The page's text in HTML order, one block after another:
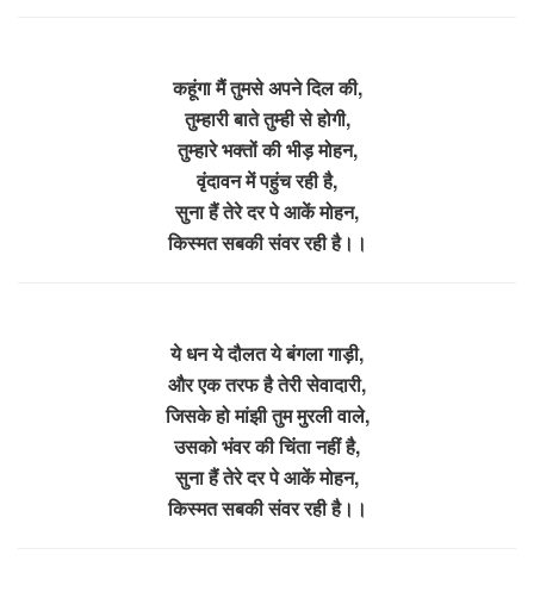
कहूंगा मैं तुमसे अपने दिल की,
तुम्हारी बाते तुम्ही से होगी,
तुम्हारे भक्तों की भीड़ मोहन,
वृंदावन में पहुंच रही है,
सुना हैं तेरे दर पे आकें मोहन,
किस्मत सबकी संवर रही है।।
ये धन ये दौलत ये बंगला गाड़ी,
और एक तरफ है तेरी सेवादारी,
जिसके हो मांझी तुम मुरली वाले,
उसको भंवर की चिंता नहीं है,
सुना हैं तेरे दर पे आकें मोहन,
किस्मत सबकी संवर रही है।।